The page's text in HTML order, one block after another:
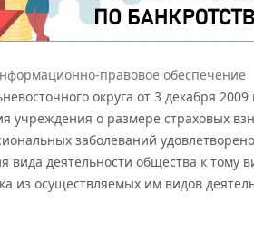
правовое обеспечение
округа от 3 декабря
учреждения о размере страховых
заболеваний
вида деятельности общества к тому
из осуществляемых им видов